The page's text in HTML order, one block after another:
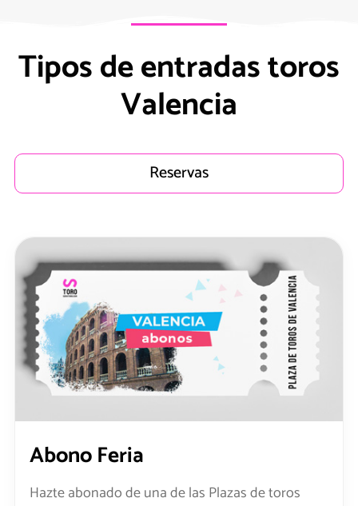
Tipos de entradas toros
Valencia
Reservas
Abono Feria
Hazte abonado de una de las Plazas de toros